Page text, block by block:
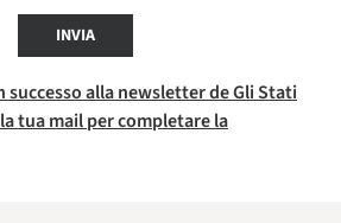
INVIA
successo alla newsletter de Gli Stati
tua mail per completare la